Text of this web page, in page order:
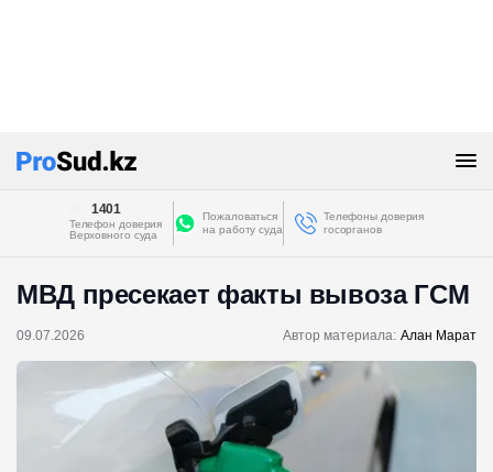
1401
Телефон доверия
Верховного суда
Пожаловаться
на работу суда
Телефоны доверия
госорганов
МВД пресекает факты вывоза ГСМ
09.07.2026 Автор материала: Алан Марат